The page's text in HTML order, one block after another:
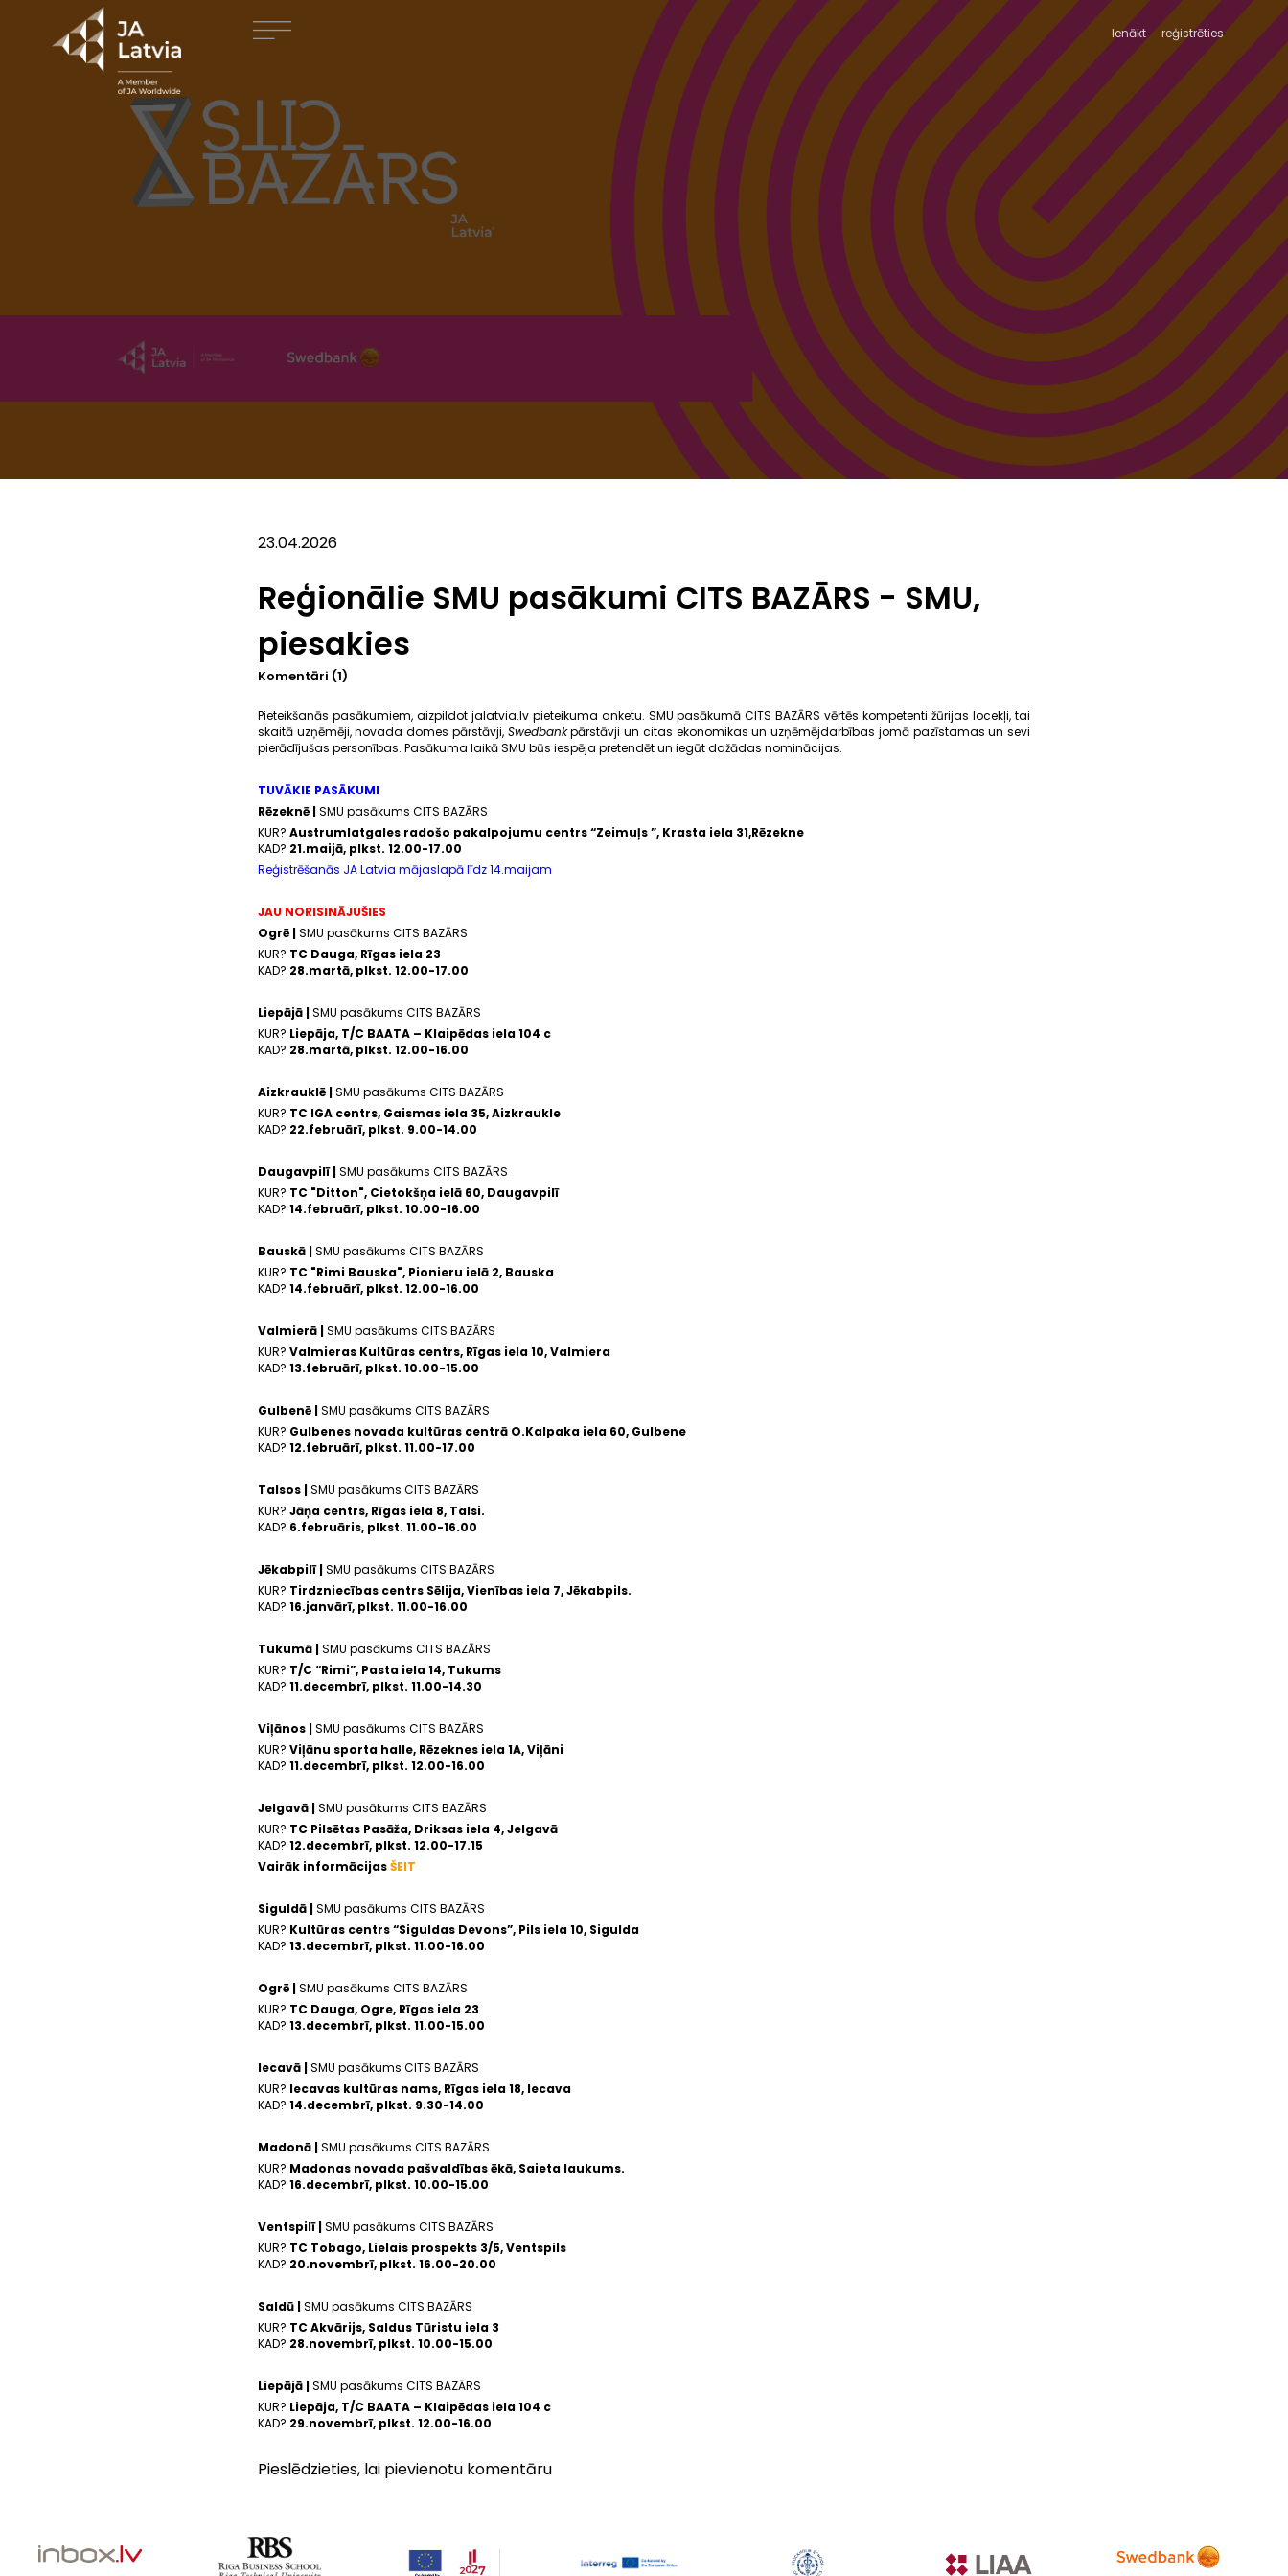
Ienākt reģistrēties
23.04.2026
Reģionālie SMU pasākumi CITS BAZĀRS - SMU,
piesakies
Komentāri (1)
Pieteikšanās pasākumiem, aizpildot jalatvia.lv pieteikuma anketu. SMU pasākumā CITS BAZĀRS vērtēs kompetenti žūrijas locekļi, tai
skaitā uzņēmēji, novada domes pārstāvji, Swedbankpārstāvji un citas ekonomikas un uzņēmējdarbības jomā pazīstamas un sevi
pierādījušas personības. Pasākuma laikā SMU būs iespēja pretendēt un iegūt dažādas nominācijas.
TUVĀKIE PASĀKUMI
Rēzeknē |SMU pasākums CITS BAZĀRS
KUR? Austrumlatgales radošo pakalpojumu centrs “Zeimuļs ”, Krasta iela 31,Rēzekne
KAD? 21.maijā, plkst. 12.00-17.00
Reģistrēšanās JA Latvia mājaslapā līdz 14.maijam
JAU NORISINĀJUŠIES
Ogrē |SMU pasākums CITS BAZĀRS
KUR? TC Dauga, Rīgas iela 23
KAD? 28.martā, plkst. 12.00-17.00
Liepājā |SMU pasākums CITS BAZĀRS
KUR? Liepāja, T/C BAATA – Klaipēdas iela 104 c
KAD? 28.martā, plkst. 12.00-16.00
Aizkrauklē |SMU pasākums CITS BAZĀRS
KUR? TC IGA centrs, Gaismas iela 35, Aizkraukle
KAD? 22.februārī, plkst. 9.00-14.00
Daugavpilī |SMU pasākums CITS BAZĀRS
KUR? TC "Ditton", Cietokšņa ielā 60, Daugavpilī
KAD? 14.februārī, plkst. 10.00-16.00
Bauskā |SMU pasākums CITS BAZĀRS
KUR? TC "Rimi Bauska", Pionieru ielā 2, Bauska
KAD? 14.februārī, plkst. 12.00-16.00
Valmierā |SMU pasākums CITS BAZĀRS
KUR? Valmieras Kultūras centrs, Rīgas iela 10, Valmiera
KAD? 13.februārī, plkst. 10.00-15.00
Gulbenē |SMU pasākums CITS BAZĀRS
KUR? Gulbenes novada kultūras centrā O.Kalpaka iela 60, Gulbene
KAD? 12.februārī, plkst. 11.00-17.00
Talsos |SMU pasākums CITS BAZĀRS
KUR? Jāņa centrs, Rīgas iela 8, Talsi.
KAD? 6.februāris, plkst. 11.00-16.00
Jēkabpilī |SMU pasākums CITS BAZĀRS
KUR? Tirdzniecības centrs Sēlija, Vienības iela 7, Jēkabpils.
KAD? 16.janvārī, plkst. 11.00-16.00
Tukumā |SMU pasākums CITS BAZĀRS
KUR? T/C “Rimi”, Pasta iela 14, Tukums
KAD? 11.decembrī, plkst. 11.00-14.30
Viļānos |SMU pasākums CITS BAZĀRS
KUR? Viļānu sporta halle, Rēzeknes iela 1A, Viļāni
KAD? 11.decembrī, plkst. 12.00-16.00
Jelgavā |SMU pasākums CITS BAZĀRS
KUR? TC Pilsētas Pasāža, Driksas iela 4, Jelgavā
KAD? 12.decembrī, plkst. 12.00-17.15
Vairāk informācijasŠEIT
Siguldā |SMU pasākums CITS BAZĀRS
KUR? Kultūras centrs “Siguldas Devons”, Pils iela 10, Sigulda
KAD? 13.decembrī, plkst. 11.00-16.00
Ogrē |SMU pasākums CITS BAZĀRS
KUR? TC Dauga, Ogre, Rīgas iela 23
KAD? 13.decembrī, plkst. 11.00-15.00
Iecavā |SMU pasākums CITS BAZĀRS
KUR? Iecavas kultūras nams, Rīgas iela 18, Iecava
KAD? 14.decembrī, plkst. 9.30-14.00
Madonā |SMU pasākums CITS BAZĀRS
KUR? Madonas novada pašvaldības ēkā, Saieta laukums.
KAD? 16.decembrī, plkst. 10.00-15.00
Ventspilī |SMU pasākums CITS BAZĀRS
KUR? TC Tobago, Lielais prospekts 3/5, Ventspils
KAD? 20.novembrī, plkst. 16.00-20.00
Saldū |SMU pasākums CITS BAZĀRS
KUR? TC Akvārijs, Saldus Tūristu iela 3
KAD? 28.novembrī, plkst. 10.00-15.00
Liepājā |SMU pasākums CITS BAZĀRS
KUR? Liepāja, T/C BAATA – Klaipēdas iela 104 c
KAD? 29.novembrī, plkst. 12.00-16.00
Pieslēdzieties, lai pievienotu komentāru